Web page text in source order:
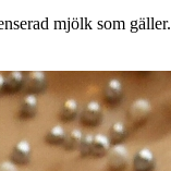
mjölk som gäller.